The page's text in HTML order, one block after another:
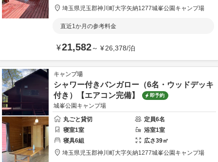
埼玉県児玉郡神川町大字矢納1277城峯公園キャンプ場
直近1か月の参考料金
¥21,582～ ¥26,378/泊
キャンプ場
シャワー付きバンガロー（6名・ウッドデッキ
付き）【エアコン完備】
即予約
城峯公園キャンプ場
丸ごと貸切
定員6名
寝室1室 浴室1室
寝具6組 広さ39㎡
埼玉県児玉郡神川町大字矢納1277城峯公園キャンプ場